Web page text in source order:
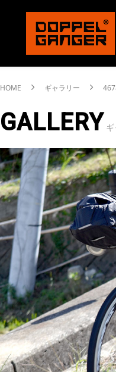
HOME ギャラリー
GALLERY